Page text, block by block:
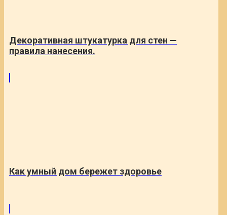
Декоративная штукатурка для стен —
правила нанесения.
Как умный дом бережет здоровье